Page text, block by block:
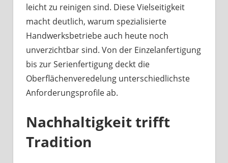
leicht zu reinigen sind. Diese Vielseitigkeit
macht deutlich, warum spezialisierte
Handwerksbetriebe auch heute noch
unverzichtbar sind. Von der Einzelanfertigung
bis zur Serienfertigung deckt die
Oberflächenveredelung unterschiedlichste
Anforderungsprofile ab.
Nachhaltigkeit trifft
Tradition